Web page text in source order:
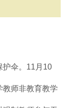
护伞。11月10
教师非教育教学